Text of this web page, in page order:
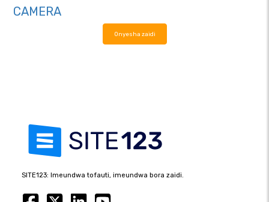
CAMERA
Onyesha zaidi
SITE123: Imeundwa tofauti, imeundwa bora zaidi.